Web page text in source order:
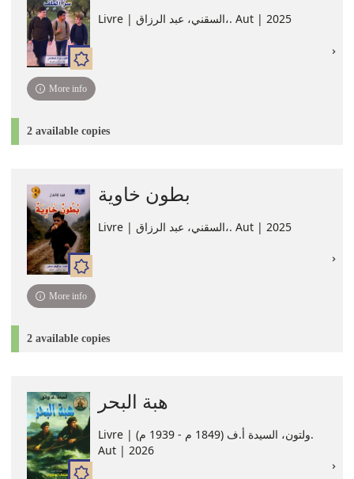
Livre | السقني، عبد الرزاق،. Aut | 2025
More info
2 available copies
بطون خاوية
Livre | السقني، عبد الرزاق،. Aut | 2025
More info
2 available copies
هبة البحر
Livre | ولتون، السيدة أ.ف (1849 م - 1939 م).
Aut | 2026